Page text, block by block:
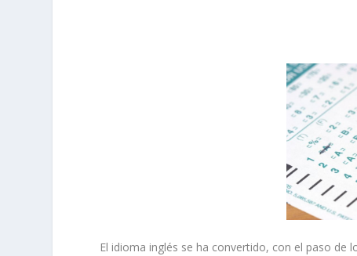
El idioma inglés se ha convertido, con el paso